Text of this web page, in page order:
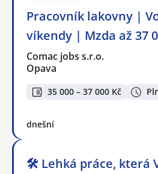
Pracovník lakovny |
víkendy | Mzda až 37
Comac jobs s.r.o.
Opava
35 000 – 37 000 Kč
dnešní
🛠️ Lehká práce, která